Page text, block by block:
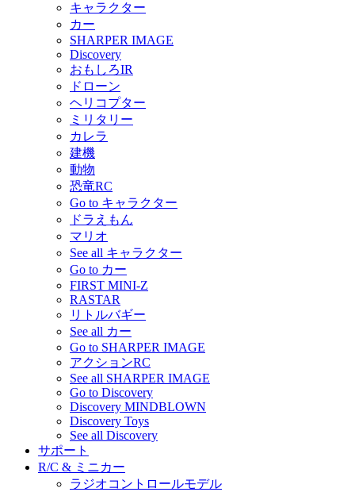
キャラクター
カー
SHARPER IMAGE
Discovery
おもしろIR
ドローン
ヘリコプター
ミリタリー
カレラ
建機
動物
恐竜RC
Go to キャラクター
ドラえもん
マリオ
See all キャラクター
Go to カー
FIRST MINI-Z
RASTAR
リトルバギー
See all カー
Go to SHARPER IMAGE
アクションRC
See all SHARPER IMAGE
Go to Discovery
Discovery MINDBLOWN
Discovery Toys
See all Discovery
サポート
R/C & ミニカー
ラジオコントロールモデル